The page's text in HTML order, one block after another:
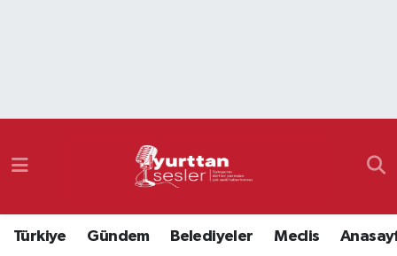
Türkiye Gündem Belediyeler Meclis
Namaz Vakitleri
Süper Lig Puan Durumu ve Fikstür